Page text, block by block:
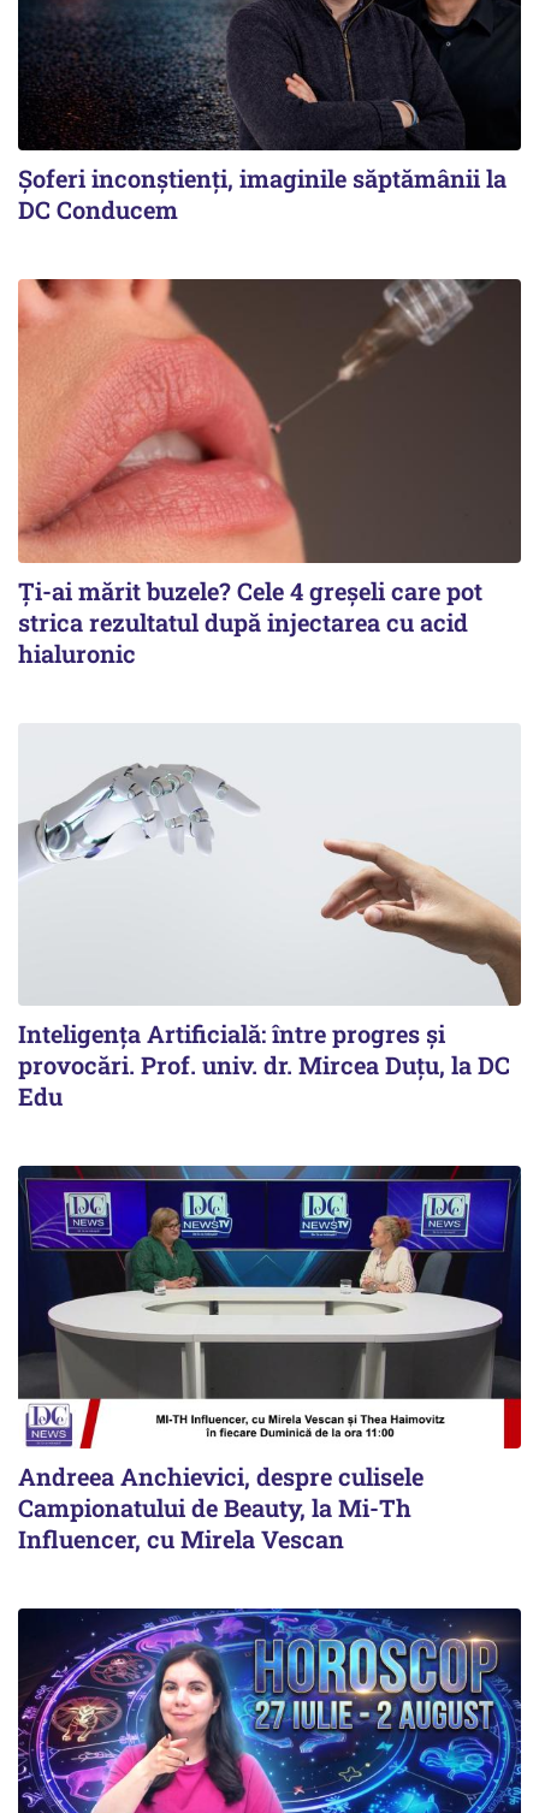
Şoferi inconştienţi, imaginile săptămânii la
DC Conducem
Ți-ai mărit buzele? Cele 4 greșeli care pot
strica rezultatul după injectarea cu acid
hialuronic
Inteligența Artificială: între progres și
provocări. Prof. univ. dr. Mircea Duțu, la DC
Edu
Andreea Anchievici, despre culisele
Campionatului de Beauty, la Mi-Th
Influencer, cu Mirela Vescan